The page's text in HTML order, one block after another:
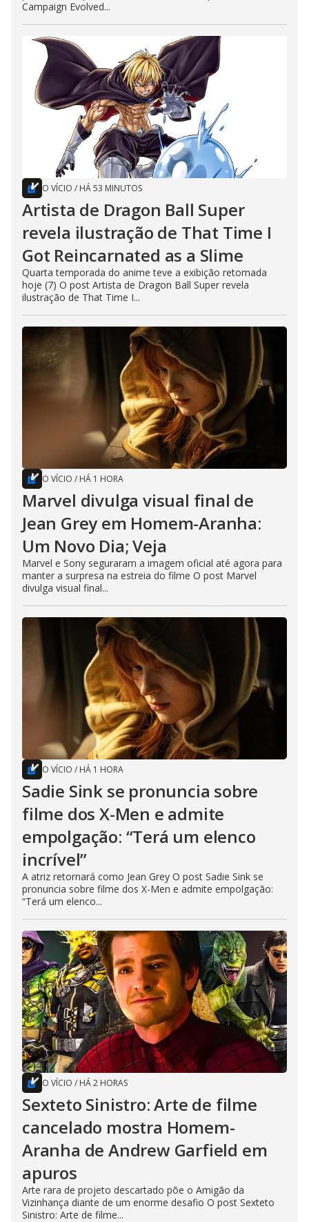
Campaign Evolved...
O VÍCIO / HÁ 53 MINUTOS
Artista de Dragon Ball Super
revela ilustração de That Time I
Got Reincarnated as a Slime
Quarta temporada do anime teve a exibição retomada
hoje (7) O post Artista de Dragon Ball Super revela
ilustração de That Time I...
O VÍCIO / HÁ 1 HORA
Marvel divulga visual final de
Jean Grey em Homem-Aranha:
Um Novo Dia; Veja
Marvel e Sony seguraram a imagem oficial até agora para
manter a surpresa na estreia do filme O post Marvel
divulga visual final...
O VÍCIO / HÁ 1 HORA
Sadie Sink se pronuncia sobre
filme dos X-Men e admite
empolgação: “Terá um elenco
incrível”
A atriz retornará como Jean Grey O post Sadie Sink se
pronuncia sobre filme dos X-Men e admite empolgação:
“Terá um elenco...
O VÍCIO / HÁ 2 HORAS
Sexteto Sinistro: Arte de filme
cancelado mostra Homem-
Aranha de Andrew Garfield em
apuros
Arte rara de projeto descartado põe o Amigão da
Vizinhança diante de um enorme desafio O post Sexteto
Sinistro: Arte de filme...